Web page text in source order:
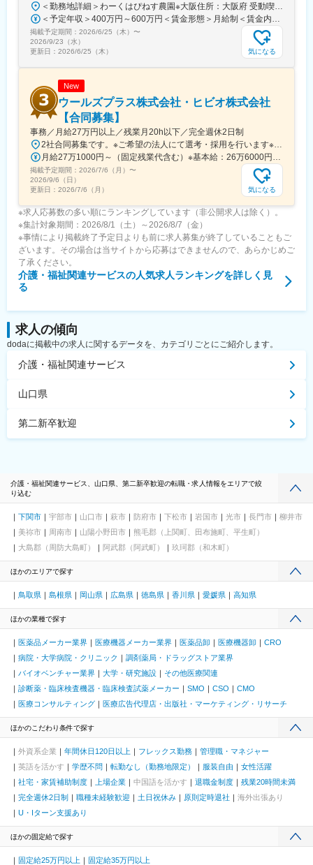
＜勤務地詳細＞わーくはぴねす農園※大阪住所：大阪府 受動喫煙対策：敷地内全面禁煙変更の範囲：会社の定める事業所
＜予定年収＞400万円～600万円＜賃金形態＞月給制＜賃金内訳＞月額（基本給）：280,000円～420,000円＜月給＞280,000円～420,000円＜昇給有無＞有＜残業手当＞有＜給与補足＞※予定年収はあくまでも目安の金額であり、選考を通じて上下する可能性があります。■昇給：年2回（8月・2月）■賞与：年2回（7月・12月）賃金はあくまでも目安の金額であり、選考を通じて上下する可能性があります。月給(月額)は固定手当を含めた表記です。
掲載予定期間： 2026/6/25（木） 〜
2026/9/23（水）
更新日： 2026/6/25（木） 気になる
New
ウールズプラス株式会社・ヒビオ株式会社
【合同募集】
事務／月給27万円以上／残業月20h以下／完全週休2日制
2社合同募集です。※ご希望の法人にて選考・採用を行います※配属先については、入社された法人内でご希望を考慮の上決定します大阪府大阪市北区西天満2-10-2 幸田ビル5階※ウールズプラス株式会社、ヒビオ株式会社ともに上記住所での勤務となります※オフィス内禁煙＜各社共通＞
月給27万1000円～（固定残業代含む）※基本給：26万6000円～※固定残業代は、時間外労働の有無に関わらず月2.45時間分を、一律5000円支給※上記を超える時間外労働分は追加で支給＜各社共通＞
掲載予定期間： 2026/7/6（月） 〜
2026/9/6（日）
更新日： 2026/7/6（月） 気になる
※求人応募数の多い順にランキングしています（非公開求人は除く）。
※集計対象期間：2026/8/1（土）～2026/8/7（金）
※事情により掲載終了予定日よりも前に求人募集が終了していることもご
ざいます。その場合は当サイトから応募はできませんので、あらかじめご
了承ください。
介護・福祉関連サービスの人気求人ランキングを詳しく見
る
求人の傾向
dodaに掲載中の求人に関するデータを、カテゴリごとにご紹介します。
介護・福祉関連サービス
山口県
第二新卒歓迎
介護・福祉関連サービス、山口県、第二新卒歓迎の転職・求人情報をエリアで絞
り込む
下関市 宇部市 山口市 萩市 防府市 下松市 岩国市 光市 長門市
柳井市
美祢市
周南市 山陽小野田市
熊毛郡（上関町、田布施町、平生町）
大島郡（周防大島町）
阿武郡（阿武町） 玖珂郡（和木町）
ほかのエリアで探す
鳥取県 島根県 岡山県 広島県 徳島県 香川県 愛媛県 高知県
ほかの業種で探す
医薬品メーカー業界 医療機器メーカー業界 医薬品卸 医療機器卸
CRO
病院・大学病院・クリニック
調剤薬局・ドラッグストア業界
バイオベンチャー業界
大学・研究施設
その他医療関連
診断薬・臨床検査機器・臨床検査試薬メーカー
SMO CSO
CMO
医療コンサルティング
医療広告代理店・出版社・マーケティング・リサーチ
ほかのこだわり条件で探す
外資系企業 年間休日120日以上 フレックス勤務
管理職・マネジャー
英語を活かす
学歴不問 転勤なし（勤務地限定） 服装自由
女性活躍
社宅・家賃補助制度
上場企業 中国語を活かす 退職金制度
残業20時間未満
完全週休2日制
職種未経験歓迎 土日祝休み 原則定時退社
海外出張あり
U・Iターン支援あり
ほかの固定給で探す
固定給25万円以上 固定給35万円以上